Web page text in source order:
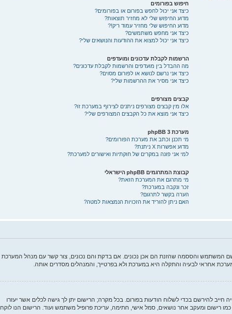
חיפוש בפורומים
כיצד אני יכול לחפש בפורום או בפורומים?
מדוע החיפוש שלי לא מחזיר תוצאות?
מדוע החיפוש שלי מחזיר עמוד ריק!?
כיצד אני מחפש משתמשים?
כיצד אני יכול למצוא את ההודעות והנושאים שלי?
הרשמות לקבלת עדכונים ומועדפים
מה ההבדל בין מועדפים והרשמות לקבלת עדכונים?
כיצד אני נרשם לנושא או לפורום מסוים?
כיצד אני מסיר את ההרשמות שלי?
קבצים מצורפים
אלו מין קבצים מצורפים ניתנים לצירוף במערכת זו?
כיצד אני מוצא את כל הקבצים המצורפים שלי?
מערכת phpBB 3
מי תכנן וכתב את מערכת הפורומים?
מדוע אפשרות X ניתנת?
למי אני פונה במקרים של חוקתיות ואישורים למערכת?
קבוצת המתרגמים phpBB הישראלי
מי מתרגם את המערכת הזאת?
זכר ונקבה במערכת?
הערה בקשר לתרגום?
האם ניתן להוריד את הזכויות הנמצאות למטה?
המשתמש והססמה שהזנת הם אכן נכונים. אם בדקת והם נכונים, צור קשר עם מנהל המערכת
אחראי לבעיה והתקלה היא במערכת ולא בפרטייך, והמנהלים מסדרים אותה.
חייב להירשם בכדי לשלוח הודעות בפורום. בכל מקרה; הרישום יתן לך גישה לכלים אשר יעזרו
רישום ומעקב אחר נושאים, סמל אישי, חתימה, עריכת פרופיל משתמש ועוד. הרישום הנו לוקח